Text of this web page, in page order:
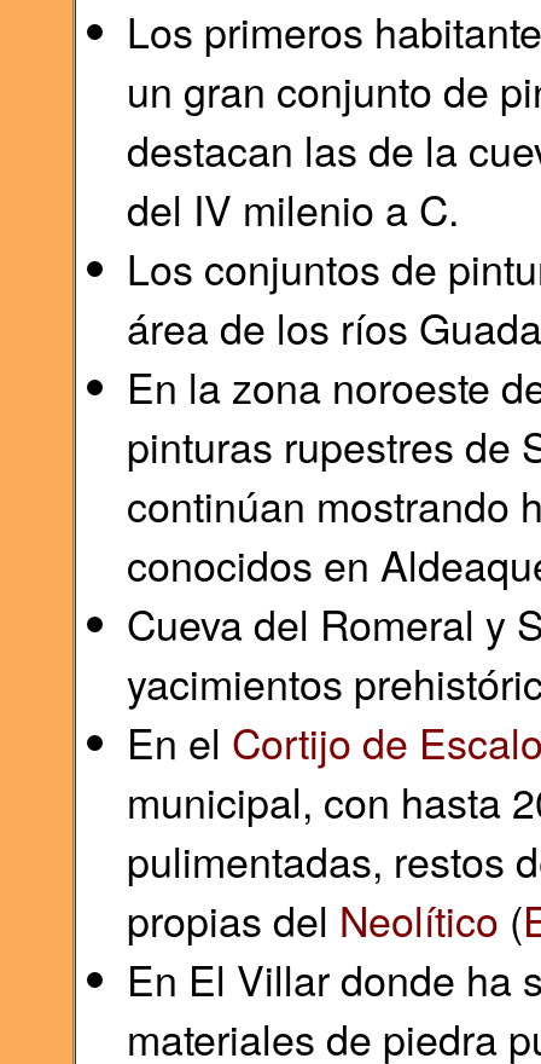
Los primeros
un gran conjunto de
destacan las de la
del IV milenio a C.
Los conjuntos de
área de los ríos
En la zona noroeste
pinturas rupestres de
continúan mostrando
conocidos en
Cueva del Romeral y
yacimientos
En el Cortijo de
municipal, con hasta
pulimentadas, restos
propias del Neolítico (
En El Villar donde ha
materiales de piedra